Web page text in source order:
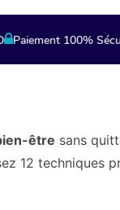
Paiement 100%
être sans
12